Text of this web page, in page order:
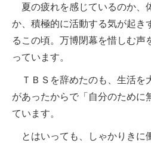
夏の疲れを感じているのか、
か、積極的に活動する気が起き
るこの頃。万博閉幕を惜しむ声
っています。
ＴＢＳを辞めたのも、生活を
があったからで「自分のために
ています。
とはいっても、しゃかりきに